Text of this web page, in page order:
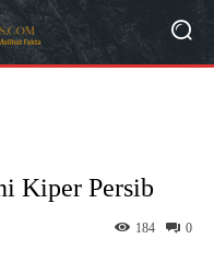
Kiper Persib
0
184